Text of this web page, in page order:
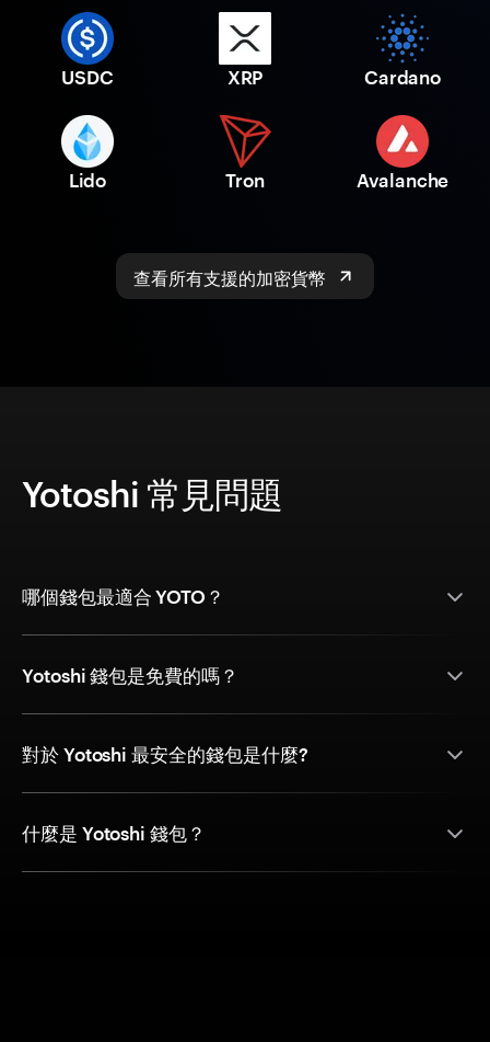
USDC XRP Cardano
Lido Tron Avalanche
查看所有支援的加密貨幣
Yotoshi 常見問題
哪個錢包最適合 YOTO？
Yotoshi 錢包是免費的嗎？
對於 Yotoshi 最安全的錢包是什麼?
什麼是 Yotoshi 錢包？